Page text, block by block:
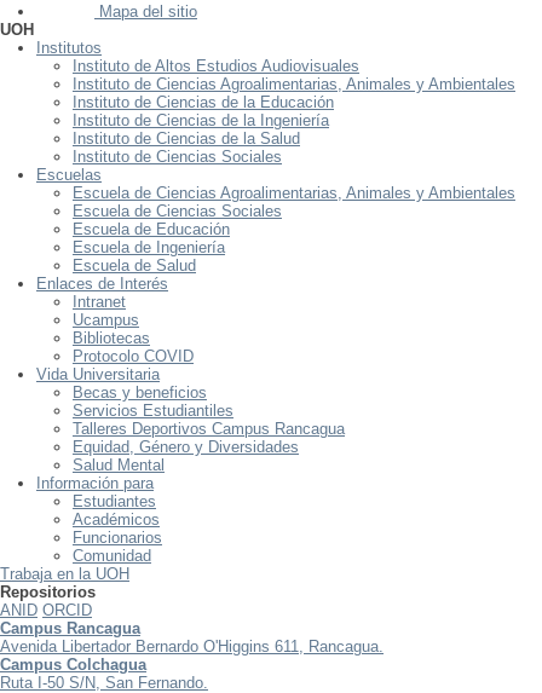
Mapa del sitio
UOH
Institutos
Instituto de Altos Estudios Audiovisuales
Instituto de Ciencias Agroalimentarias, Animales y Ambientales
Instituto de Ciencias de la Educación
Instituto de Ciencias de la Ingeniería
Instituto de Ciencias de la Salud
Instituto de Ciencias Sociales
Escuelas
Escuela de Ciencias Agroalimentarias, Animales y Ambientales
Escuela de Ciencias Sociales
Escuela de Educación
Escuela de Ingeniería
Escuela de Salud
Enlaces de Interés
Intranet
Ucampus
Bibliotecas
Protocolo COVID
Vida Universitaria
Becas y beneficios
Servicios Estudiantiles
Talleres Deportivos Campus Rancagua
Equidad, Género y Diversidades
Salud Mental
Información para
Estudiantes
Académicos
Funcionarios
Comunidad
Trabaja en la UOH
Repositorios
ANID ORCID
Campus Rancagua
Avenida Libertador Bernardo O'Higgins 611, Rancagua.
Campus Colchagua
Ruta I-50 S/N, San Fernando.